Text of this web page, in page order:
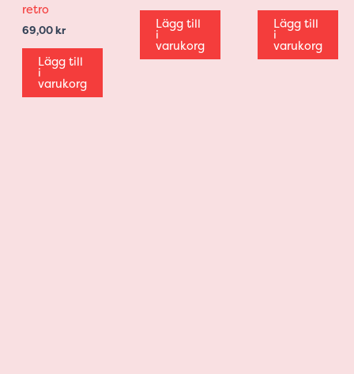
retro
69,00kr
Lägg till
i
varukorg
Lägg till
i
varukorg
Lägg till
i
varukorg